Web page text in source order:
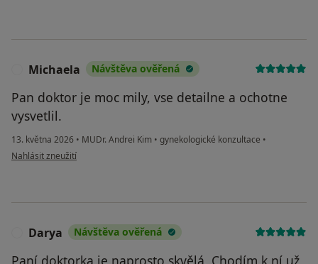
Michaela Návštěva ověřená
Pan doktor je moc mily, vse detailne a ochotne
vysvetlil.
13. května 2026 • MUDr. Andrei Kim • gynekologické konzultace •
podle názoru uživatele Michaela
Nahlásit zneužití
Darya Návštěva ověřená
Paní doktorka je naprosto skvělá. Chodím k ní už